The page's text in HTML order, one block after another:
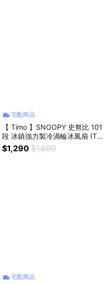
宅配商品
【 Timo 】SNOOPY 史努比 101
段 冰鎮強力製冷渦輪冰風扇 (TF
-06) 生日禮物/戶外首選/冰鎮風
扇/降溫小物
$1,290 $1,690
宅配商品